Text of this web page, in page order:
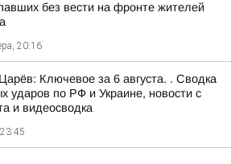
без вести на фронте жителей
20:16
Ключевое за 6 августа. . Сводка
ударов по РФ и Украине, новости с
и видеосводка